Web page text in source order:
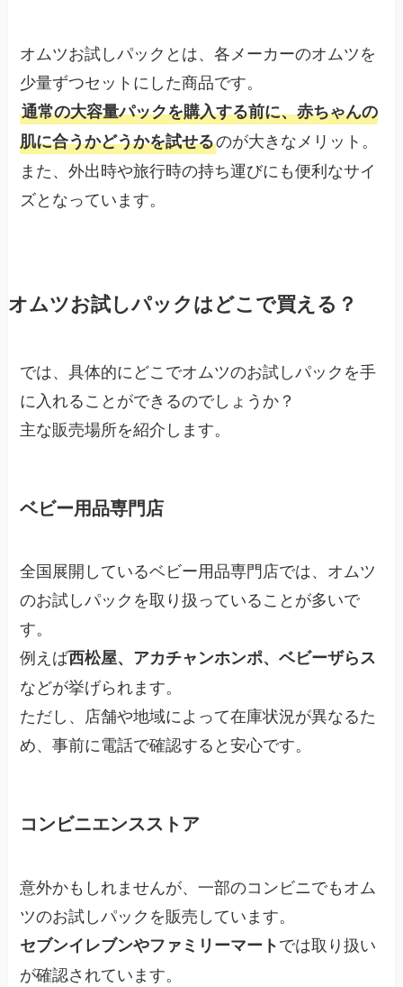
オムツお試しパックとは、各メーカーのオムツを
少量ずつセットにした商品です。
通常の大容量パックを購入する前に、赤ちゃんの
肌に合うかどうかを試せるのが大きなメリット。
また、外出時や旅行時の持ち運びにも便利なサイ
ズとなっています。
オムツお試しパックはどこで買える？
では、具体的にどこでオムツのお試しパックを手
に入れることができるのでしょうか？
主な販売場所を紹介します。
ベビー用品専門店
全国展開しているベビー用品専門店では、オムツ
のお試しパックを取り扱っていることが多いで
す。
例えば西松屋、アカチャンホンポ、ベビーザらス
などが挙げられます。
ただし、店舗や地域によって在庫状況が異なるた
め、事前に電話で確認すると安心です。
コンビニエンスストア
意外かもしれませんが、一部のコンビニでもオム
ツのお試しパックを販売しています。
セブンイレブンやファミリーマートでは取り扱い
が確認されています。